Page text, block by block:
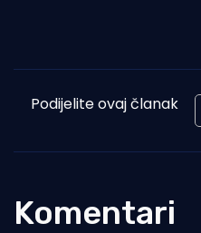
Podijelite ovaj članak
Komentari